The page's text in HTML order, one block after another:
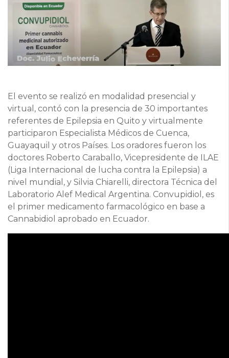
El evento se realizó en modalidad presencial y
virtual, contó con la presencia de 30 importantes
referentes de Epilepsia en Quito y virtualmente
participaron Especialista Médicos de Cuenca,
Guayaquil y otros Países. Los oradores fueron los
doctores Roberto Caraballo, Vicepresidente de ILAE
(Liga Internacional de lucha contra la Epilepsia) a
nivel mundial, y Silvia Chiarelli, directora Técnica del
Laboratorio Alef Medical Argentina. Convupidiol, es
el primer medicamento farmacológico en base a
Cannabidiol aprobado en Ecuador.